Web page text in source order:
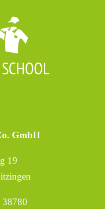
GmbH
19